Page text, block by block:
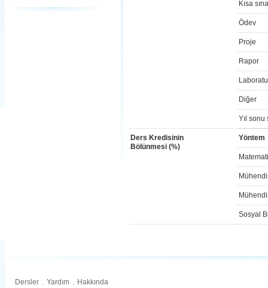
Kısa
Ödev
Proje
Rapor
Diğer
Yıl sonu
Ders Kredisinin
Bölünmesi (%)
Yöntem
Sosyal
Dersler . Yardım . Hakkında